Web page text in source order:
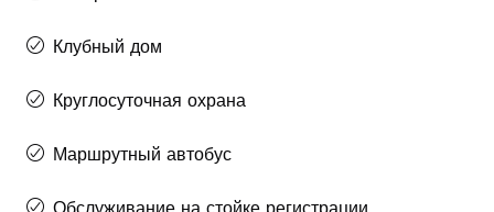
Клубный дом
Круглосуточная охрана
Маршрутный автобус